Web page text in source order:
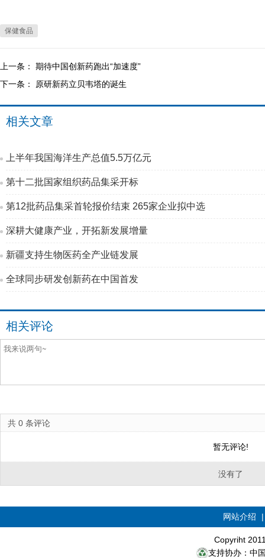
保健食品
上一条： 期待中国创新药跑出“加速度”
下一条：
原研新药立贝韦塔的诞生
相关文章
上半年我国海洋生产总值5.5万亿元
第十二批国家组织药品集采开标
第12批药品集采首轮报价结束 265家企业拟中选
深耕大健康产业，开拓新发展增量
新疆支持生物医药全产业链发展
全球同步研发创新药在中国首发
相关评论
共 0 条评论
暂无评论!
没有了
网站介绍
Copyriht
支持协办：中